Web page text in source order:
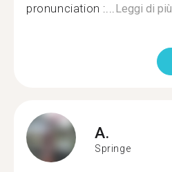
pronunciation :...Leggi di più
A.
Springe